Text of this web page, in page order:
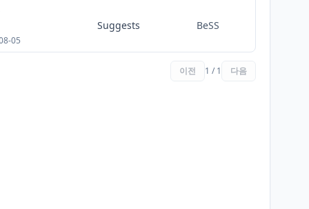
05
Suggests BeSS
이전 1 / 1 다음